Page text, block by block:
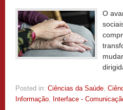
O
Posted in: Ciências da Saúde,
Informação, Interface -